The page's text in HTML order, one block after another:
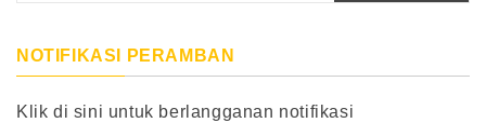
NOTIFIKASI PERAMBAN
Klik di sini untuk berlangganan notifikasi